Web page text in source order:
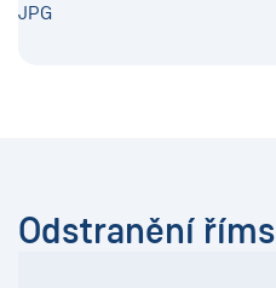
JPG
Odstranění říms